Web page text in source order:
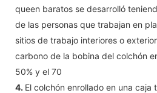
queen baratos se desarrolló
de las personas que trabajan en
sitios de trabajo interiores o
carbono de la bobina del colchón
50% y el 70
4. El colchón enrollado en una caja